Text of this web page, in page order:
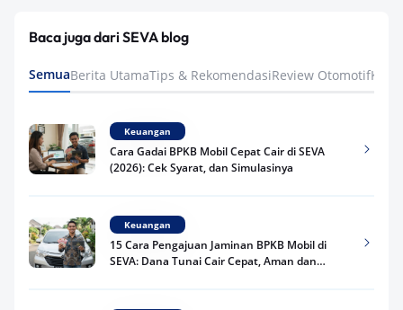
Baca juga dari SEVA blog
SemuaBerita UtamaTips & RekomendasiReview Otomotif
Keuangan
Cara Gadai BPKB Mobil Cepat Cair di SEVA
(2026): Cek Syarat, dan Simulasinya
Keuangan
15 Cara Pengajuan Jaminan BPKB Mobil di
SEVA: Dana Tunai Cair Cepat, Aman dan